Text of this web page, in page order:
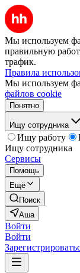
Мы используем
правильную
трафик.
Правила
Мы используем
файлов cookie
Понятно
Ищу сотрудника
Ищу работу
Ищу сотрудника
Сервисы
Помощь
Ещё
Поиск
Аша
Войти
Войти